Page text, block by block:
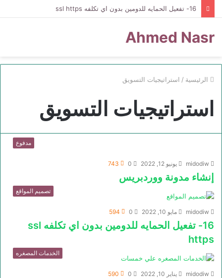
16- تفعيل الحمايه للدومين بدون اي تكلفه ssl https
Ahmed Nasr
الرئيسية / استراتيجيات التسويق
استراتيجيات التسويق
مدفوع
midodiw يونيو 12, 2022 0
743
إنشاء مدونة ووردبريس
تصميم المواقع
midodiw مايو 10, 2022 0
594
16- تفعيل الحمايه للدومين بدون اي تكلفه ssl
https
الخدمات المصغره
midodiw يناير 10, 2022 0
590